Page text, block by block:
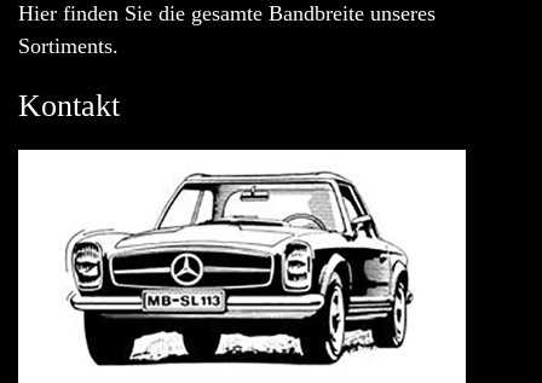
Hier finden Sie die gesamte Bandbreite unseres
Sortiments.
Kontakt